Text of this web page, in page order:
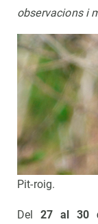
observacions i
Pit-roig.
Del27 al 30